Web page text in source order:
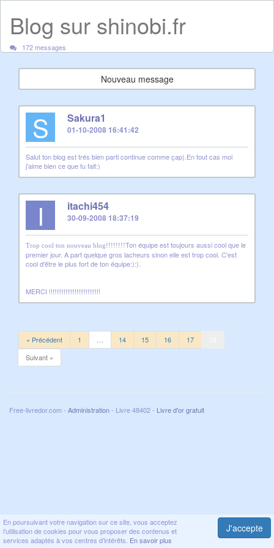
En poursuivant votre navigation sur ce site, vous acceptez
l’utilisation de cookies pour vous proposer des contenus et
services adaptés à vos centres d’intérêts. En savoir plus
J'accepte
Blog sur shinobi.fr
172 messages
Nouveau message
S Sakura1
01-10-2008 16:41:42
Salut ton blog est trés bien parti continue comme çap).En tout cas moi
j'aime bien ce que tu fait:)
I itachi454
30-09-2008 18:37:19
Trop cool ton nouveau blog!!!!!!!!Ton équipe est toujours aussi cool que le
premier jour. A part quelque gros lacheurs sinon elle est trop cool. C'est
cool d'être le plus fort de ton équipe:):).
MERCI !!!!!!!!!!!!!!!!!!!!!!!!!!!!
« Précédent 1 14 15 16 17
Suivant »
Free-livredor.com - Administration- Livre 48402 - Livre d'or gratuit